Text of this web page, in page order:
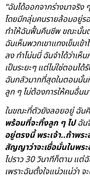
“ฉันได้ออกจากร่างมาจริ
โดยมีกลุ่มคนรายล้อมอยู่ร
ทำให้ฉันฟื้นคืนชีพ ขณะนั้น
ฉันเห็นพวกเขาแทงเข็มเข้
ลง ทำโน่นนี่ ฉันจำได้ว่าเห็
เป็นระยะๆ แต่ไม่ใช่ตอนไ
ฉันกลัวมากที่สุดในตอนนั้น
ลูก ๆ ไม่ต้องการให้คนอื่น
ในขณะที่ตัวยังลอยอยู่ ฉัน
พร้อมที่จะทิ้งลูก ๆ ไปฉัน
อยู่ตรงนี้ พระเจ้า..ถ้าพ
สัญญาว่าจะเชื่อมั่นในพร
ไปราว 30 วินาทีก็ตาม แต่
เพราะฉันตั้งใจแน่วแน่ว่า